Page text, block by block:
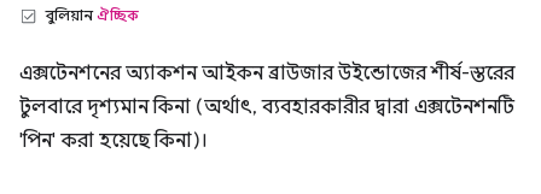
বুলিয়ানঐচ্ছিক
এক্সটেনশনের অ্যাকশন আইকন ব্রাউজার উইন্ডোজের শীর্ষ-স্তরের
টুলবারে দৃশ্যমান কিনা (অর্থাৎ, ব্যবহারকারীর দ্বারা এক্সটেনশনটি
'পিন' করা হয়েছে কিনা)।